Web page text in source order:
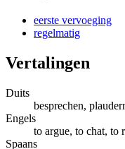
eerste vervoeging
regelmatig
Vertalingen
Duits
besprechen,
Engels
to argue, to chat, to
Spaans